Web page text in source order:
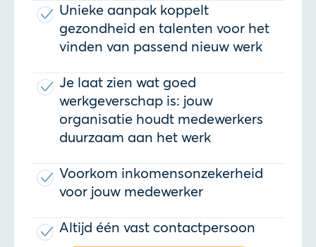
Unieke aanpak koppelt
gezondheid en talenten voor het
vinden van passend nieuw werk
Je laat zien wat goed
werkgeverschap is: jouw
organisatie houdt medewerkers
duurzaam aan het werk
Voorkom inkomensonzekerheid
voor jouw medewerker
Altijd één vast contactpersoon